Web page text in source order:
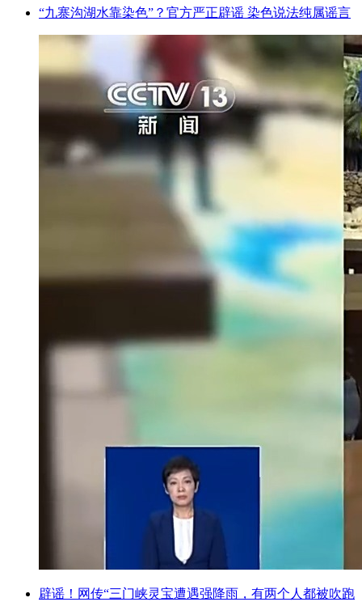
“九寨沟湖水靠染色”？官方严正辟谣 染色说法纯属谣言
辟谣！网传“三门峡灵宝遭遇强降雨，有两个人都被吹跑